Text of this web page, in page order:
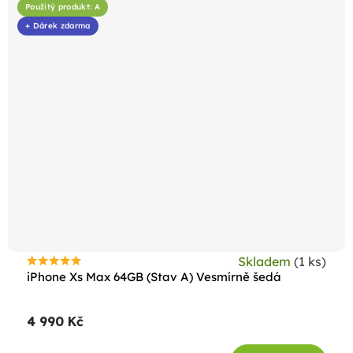
Použitý produkt: A
+ Dárek zdarma
iPhone Xs Max 64GB (Stav A) Vesmírně šedá
Průměrné
je
Skladem (1 ks)
4 990 Kč